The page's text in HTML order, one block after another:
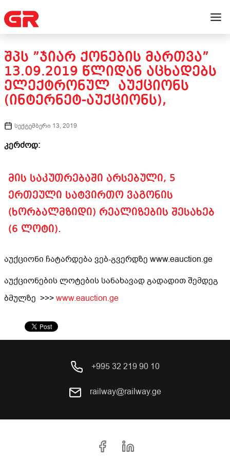
ᲨᲞᲡ ”ᲯᲘᲐᲠ ᲥᲝᲜᲔᲑᲘᲡ ᲛᲐᲠᲗᲕᲐ”
13.09.2019 ᲬᲚᲘᲓᲐᲜ ᲐᲪᲮᲐᲓᲔᲑᲡ
ᲔᲚᲔᲥᲢᲠᲝᲜᲣᲚ ᲐᲣᲥᲪᲘᲝᲜᲡ
(ᲘᲜᲢᲔᲠᲜᲔᲢ-ᲐᲣᲥᲪᲘᲝᲜᲡ),
სექტემბერი 13, 2019
კერძოდ:
მის საკუთრებაში არსებული, 5
ერთეული სატვირთო ვაგონის
(ხორბალმზიდი) რეალიზების შესახებ
(6 ლოტი).
აუქციონი ჩატარდება ვებ-გვერდზე www.eauction.ge
აუქციონების ლოტების სანახავად გადადით შემდეგ
ბმულზე >>>www.eauction.ge
+995 32 219 90 10
railway@railway.ge